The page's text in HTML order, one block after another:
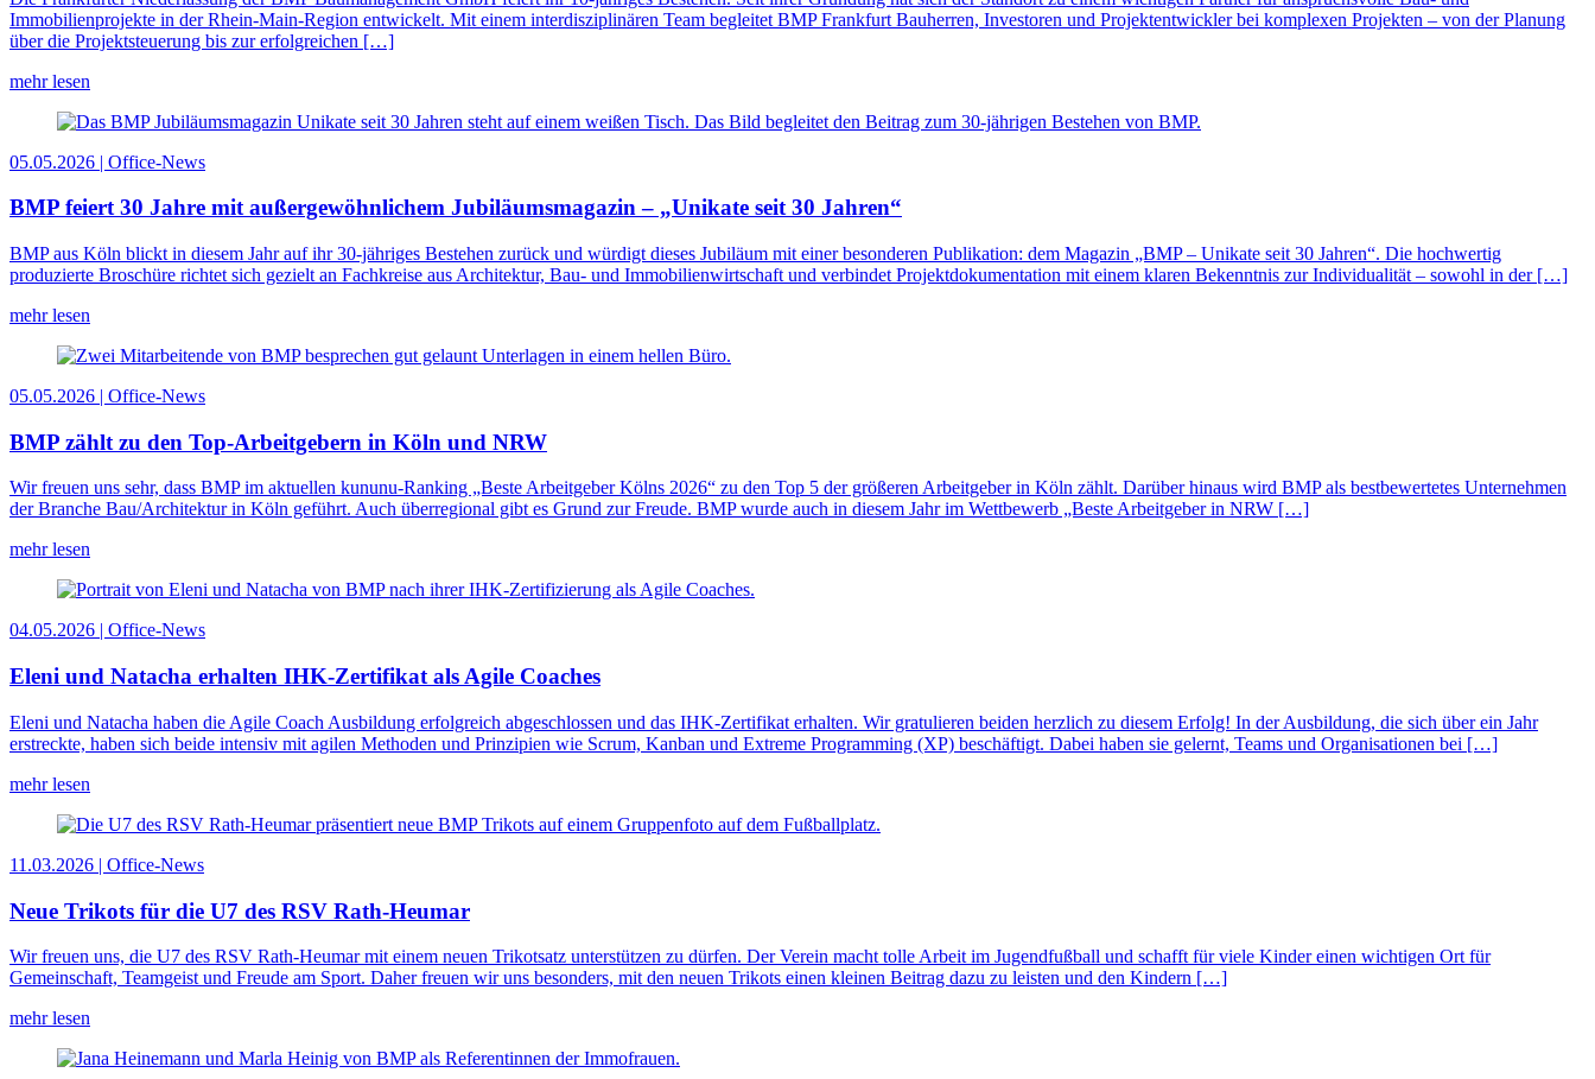
Immobilienprojekte in der Rhein-Main-Region entwickelt. Mit einem interdisziplinären Team begleitet BMP Frankfurt Bauherren, Investoren und Projektentwickler bei komplexen Projekten – von der Planung
über die Projektsteuerung bis zur erfolgreichen […]
mehr lesen
05.05.2026 | Office-News
BMP feiert 30 Jahre mit außergewöhnlichem Jubiläumsmagazin – „Unikate seit 30 Jahren“
BMP aus Köln blickt in diesem Jahr auf ihr 30-jähriges Bestehen zurück und würdigt dieses Jubiläum mit einer besonderen Publikation: dem Magazin „BMP – Unikate seit 30 Jahren“. Die hochwertig
produzierte Broschüre richtet sich gezielt an Fachkreise aus Architektur, Bau- und Immobilienwirtschaft und verbindet Projektdokumentation mit einem klaren Bekenntnis zur Individualität – sowohl in der […]
mehr lesen
05.05.2026 | Office-News
BMP zählt zu den Top-Arbeitgebern in Köln und NRW
Wir freuen uns sehr, dass BMP im aktuellen kununu-Ranking „Beste Arbeitgeber Kölns 2026“ zu den Top 5 der größeren Arbeitgeber in Köln zählt. Darüber hinaus wird BMP als bestbewertetes Unternehmen
der Branche Bau/Architektur in Köln geführt. Auch überregional gibt es Grund zur Freude. BMP wurde auch in diesem Jahr im Wettbewerb „Beste Arbeitgeber in NRW […]
mehr lesen
04.05.2026 | Office-News
Eleni und Natacha erhalten IHK-Zertifikat als Agile Coaches
Eleni und Natacha haben die Agile Coach Ausbildung erfolgreich abgeschlossen und das IHK-Zertifikat erhalten. Wir gratulieren beiden herzlich zu diesem Erfolg! In der Ausbildung, die sich über ein Jahr
erstreckte, haben sich beide intensiv mit agilen Methoden und Prinzipien wie Scrum, Kanban und Extreme Programming (XP) beschäftigt. Dabei haben sie gelernt, Teams und Organisationen bei […]
mehr lesen
11.03.2026 | Office-News
Neue Trikots für die U7 des RSV Rath-Heumar
Wir freuen uns, die U7 des RSV Rath-Heumar mit einem neuen Trikotsatz unterstützen zu dürfen. Der Verein macht tolle Arbeit im Jugendfußball und schafft für viele Kinder einen wichtigen Ort für
Gemeinschaft, Teamgeist und Freude am Sport. Daher freuen wir uns besonders, mit den neuen Trikots einen kleinen Beitrag dazu zu leisten und den Kindern […]
mehr lesen